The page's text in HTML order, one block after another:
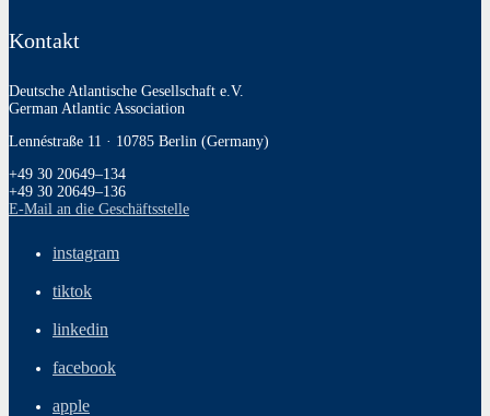
Kontakt
Deutsche Atlantische Gesellschaft e.V.
German Atlantic Association
Lennéstraße 11 · 10785 Berlin (Germany)
+49 30 20649–134
+49 30 20649–136
E‑Mail an die Geschäftsstelle
instagram
tiktok
linkedin
facebook
apple